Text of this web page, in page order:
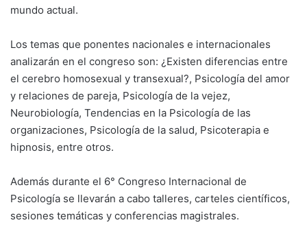
mundo actual.
Los temas que ponentes nacionales e internacionales
analizarán en el congreso son: ¿Existen diferencias entre
el cerebro homosexual y transexual?, Psicología del amor
y relaciones de pareja, Psicología de la vejez,
Neurobiología, Tendencias en la Psicología de las
organizaciones, Psicología de la salud, Psicoterapia e
hipnosis, entre otros.
Además durante el 6° Congreso Internacional de
Psicología se llevarán a cabo talleres, carteles científicos,
sesiones temáticas y conferencias magistrales.